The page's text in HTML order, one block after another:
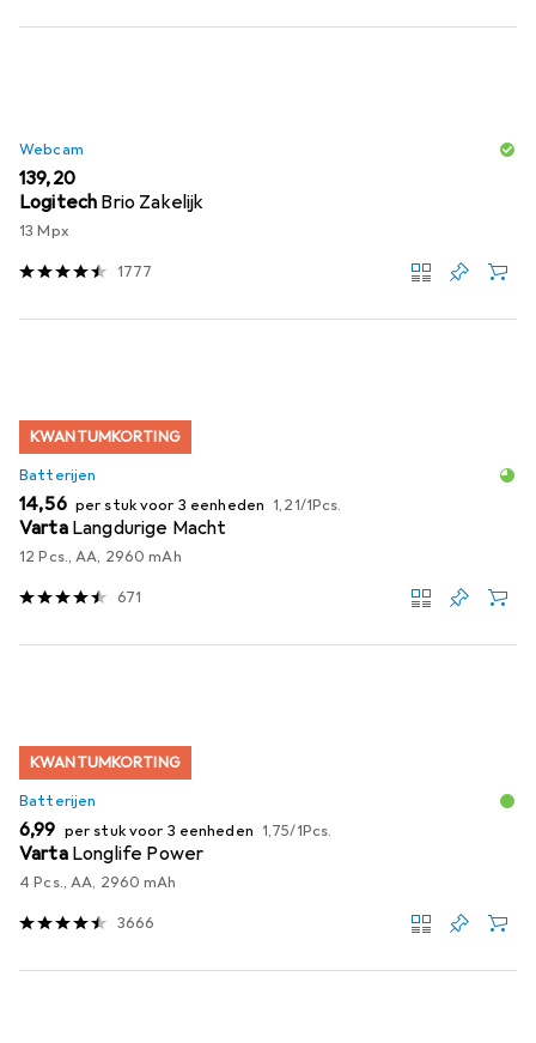
Webcam
EUR
139,20
Logitech Brio Zakelijk
13 Mpx
1777
KWANTUMKORTING
Batterijen
EUR
14,56 per stuk voor 3 eenheden EUR
1,21/1Pcs.
Varta Langdurige Macht
12 Pcs., AA, 2960 mAh
671
KWANTUMKORTING
Batterijen
EUR
6,99 per stuk voor 3 eenheden EUR
1,75/1Pcs.
Varta Longlife Power
4 Pcs., AA, 2960 mAh
3666